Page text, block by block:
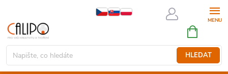
obsah
HLEDAT
NÁKUPNÍ
KOŠÍK